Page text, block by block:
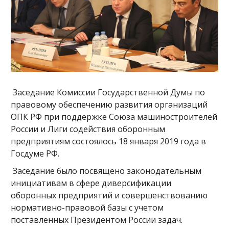
Заседание Комиссии Государственной Думы по
правовому обеспечению развития организаций
ОПК РФ при поддержке Союза машиностроителей
России и Лиги содействия оборонным
предприятиям состоялось 18 января 2019 года в
Госдуме РФ.
Заседание было посвящено законодательным
инициативам в сфере диверсификации
оборонных предприятий и совершенствованию
нормативно-правовой базы с учетом
поставленных Президентом России задач.